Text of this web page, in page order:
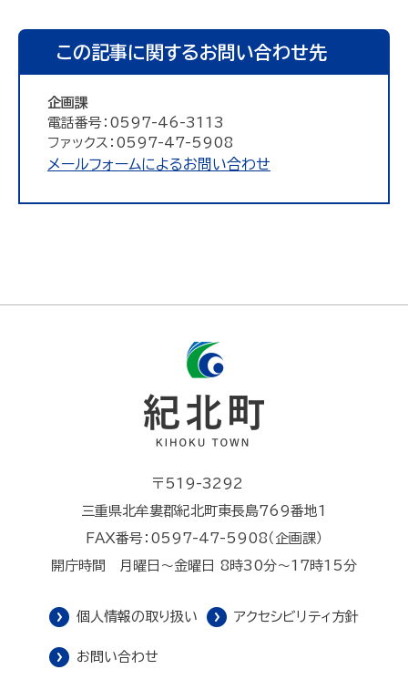
この記事に関するお問い合わせ先
企画課
電話番号：0597-46-3113
ファックス：0597-47-5908
メールフォームによるお問い合わせ
〒519-3292
三重県北牟婁郡紀北町東長島769番地1
FAX番号：0597-47-5908（企画課）
開庁時間 月曜日～金曜日 8時30分～17時15分
個人情報の取り扱い アクセシビリティ方針
お問い合わせ